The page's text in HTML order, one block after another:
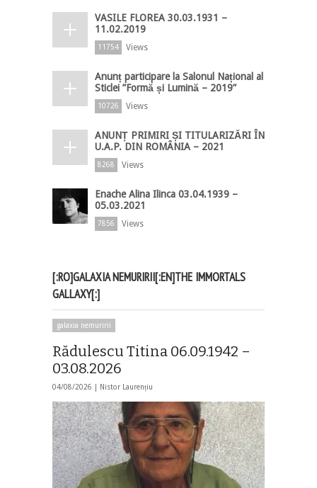
VASILE FLOREA 30.03.1931 –
11.02.2019
11754 Views
Anunț participare la Salonul Național al
Sticlei ”Formă și Lumină – 2019”
10726 Views
ANUNȚ PRIMIRI ȘI TITULARIZĂRI ÎN
U.A.P. DIN ROMÂNIA – 2021
8268 Views
Enache Alina Ilinca 03.04.1939 –
05.03.2021
7856 Views
[:RO]GALAXIA NEMURIRII[:EN]THE IMMORTALS
GALLAXY[:]
galaxia nemuririi
Rădulescu Titina 06.09.1942 –
03.08.2026
04/08/2026 | Nistor Laurențiu